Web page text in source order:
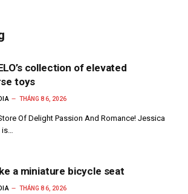
collection of elevated
toys
THÁNG 8 6, 2026
Of Delight Passion And Romance! Jessica
is…
a miniature bicycle seat
THÁNG 8 6, 2026